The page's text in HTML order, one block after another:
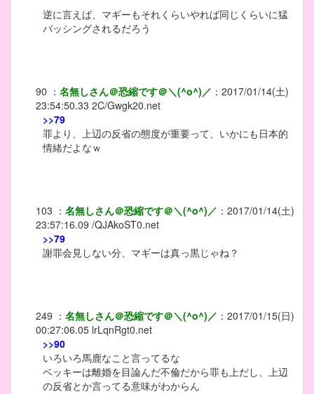
逆に言えば、マギーもそれくらいやれば同じくらいに猛
バッシングされるだろう
90 ： 名無しさん＠恐縮です＠＼(^o^)／ ： 2017/01/14(土)
23:54:50.33 2C/Gwgk20.net
>>79
罪より、上辺の反省の態度が重要って、いかにも日本的
情緒だよなｗ
103 ： 名無しさん＠恐縮です＠＼(^o^)／ ： 2017/01/14(土)
23:57:16.09 /QJAkoST0.net
>>79
謝罪会見しない分、マギーは真っ黒じゃね？
249 ： 名無しさん＠恐縮です＠＼(^o^)／ ： 2017/01/15(日)
00:27:06.05 lrLqnRgt0.net
>>90
いろいろ馬鹿なこと言ってるな
ベッキーは離婚を目論んだ不倫だから罪も上だし、上辺
の反省とか言ってる意味がわからん